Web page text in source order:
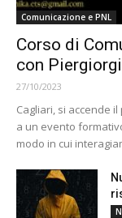
Comunicazione e PNL
Corso di
con
27/10/2023
Cagliari, si accende
a un evento
modo in cui